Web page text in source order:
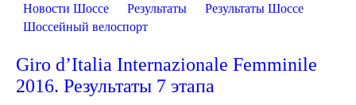
Новости Шоссе
Результаты
Результаты Шоссе
Шоссейный велоспорт
Giro d’Italia Internazionale Femminile
2016. Результаты 7 этапа